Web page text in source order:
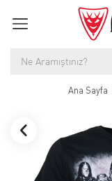
Ana Sayfa